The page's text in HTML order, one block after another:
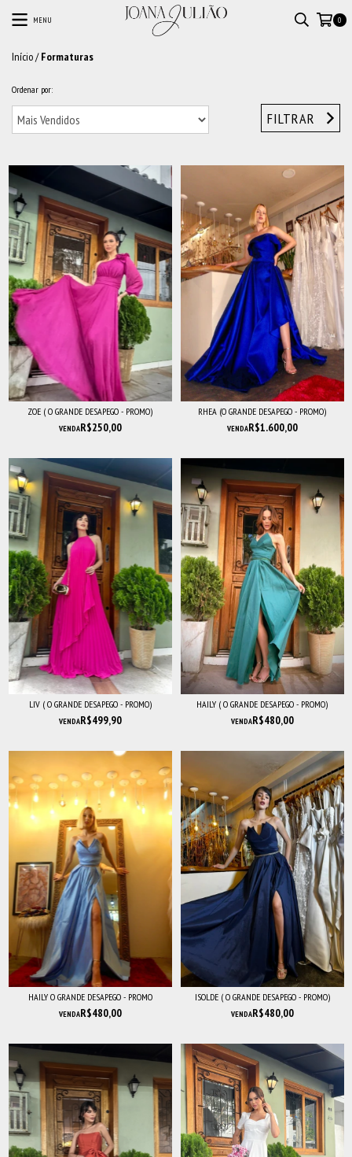
MENU 0
Início/ Formaturas
Ordenar por:
FILTRAR
ZOE ( O GRANDE DESAPEGO - PROMO)
VENDAR$250,00
RHEA (O GRANDE DESAPEGO - PROMO)
VENDAR$1.600,00
LIV ( O GRANDE DESAPEGO - PROMO)
VENDAR$499,90
HAILY ( O GRANDE DESAPEGO - PROMO)
VENDAR$480,00
HAILY O GRANDE DESAPEGO - PROMO
VENDAR$480,00
ISOLDE ( O GRANDE DESAPEGO - PROMO)
VENDAR$480,00